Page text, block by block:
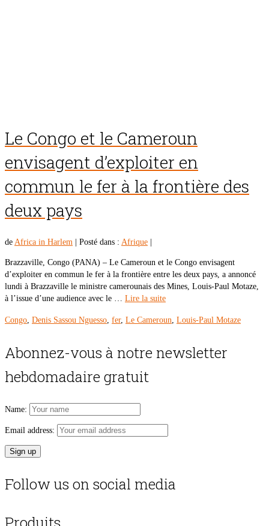
Le Congo et le Cameroun
envisagent d’exploiter en
commun le fer à la frontière des
deux pays
de Africa in Harlem Posté dans : Afrique
Brazzaville, Congo (PANA) – Le Cameroun et le Congo envisagent
d’exploiter en commun le fer à la frontière entre les deux pays, a annoncé
lundi à Brazzaville le ministre camerounais des Mines, Louis-Paul Motaze,
à l’issue d’une audience avec le … Lire la suite
Congo, Denis Sassou Nguesso, fer, Le Cameroun, Louis-Paul Motaze
Abonnez-vous à notre newsletter
hebdomadaire gratuit
Name:
Email address:
Follow us on social media